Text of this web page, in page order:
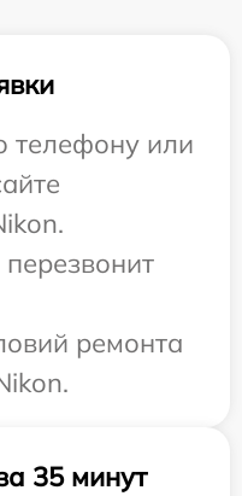
телефону или
ремонта
35 минут